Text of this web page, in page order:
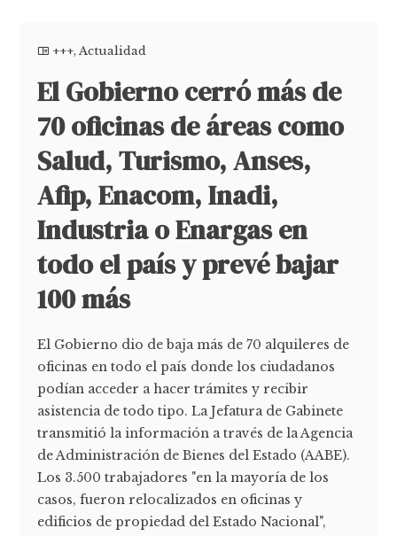
+++,Actualidad
El Gobierno cerró más de
70 oficinas de áreas como
Salud, Turismo, Anses,
Afip, Enacom, Inadi,
Industria o Enargas en
todo el país y prevé bajar
100 más
El Gobierno dio de baja más de 70 alquileres de
oficinas en todo el país donde los ciudadanos
podían acceder a hacer trámites y recibir
asistencia de todo tipo. La Jefatura de Gabinete
transmitió la información a través de la Agencia
de Administración de Bienes del Estado (AABE).
Los 3.500 trabajadores "en la mayoría de los
casos, fueron relocalizados en oficinas y
edificios de propiedad del Estado Nacional",